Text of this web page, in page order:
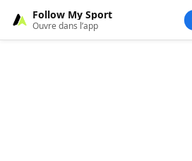
Follow My Sport
Ouvre dans l’app